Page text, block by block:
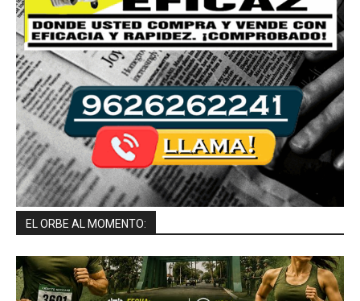
EL ORBE AL MOMENTO: